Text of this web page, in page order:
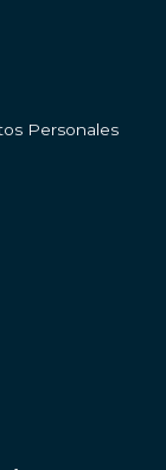
Personales